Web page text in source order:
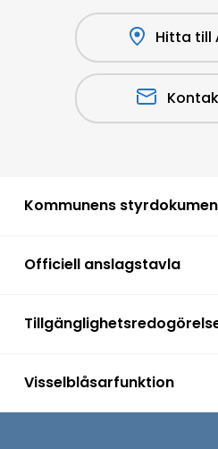
Hitta till
Kommunens
Officiell anslagstavla
Visselblåsarfunktion